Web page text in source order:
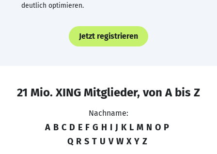
deutlich optimieren.
Jetzt registrieren
21 Mio. XING Mitglieder, von A bis Z
Nachname:
A B C D E F G H I J K L M N O P
Q R S T U V W X Y Z